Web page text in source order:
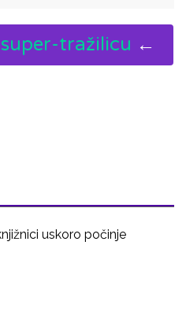
super-tražilicu ←
uskoro počinje